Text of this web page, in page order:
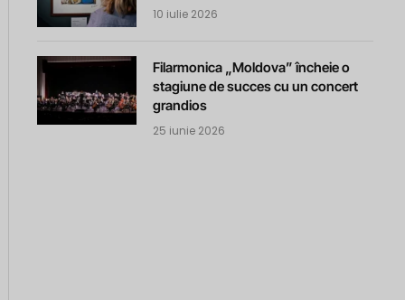
10 iulie 2026
Filarmonica „Moldova” încheie o
stagiune de succes cu un concert
grandios
25 iunie 2026